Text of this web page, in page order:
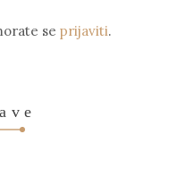
se prijaviti.